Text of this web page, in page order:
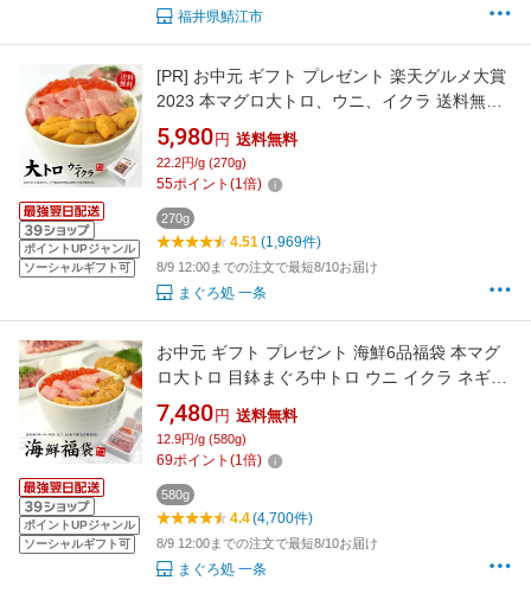
福井県鯖江市
ポイントUPジャンル
ソーシャルギフト可
[PR] お中元 ギフト プレゼント 楽天グルメ大賞
2023 本マグロ大トロ、ウニ、イクラ 送料無料
(ギフト プレゼント 父の日 敬老の日 2026 食べ
物 刺身 海鮮丼 手巻き寿司 福袋 高級 詰め合わ
せ)《not-ks1》om22〈ks1〉[[大トロ海鮮セッ
5,980 円 送料無料
22.2円/g (270g)
55ポイント (1倍)
270g
4.51(1,969件)
8/9 12:00までの注文で最短8/10お届け
まぐろ処 一条
ポイントUPジャンル
ソーシャルギフト可
お中元 ギフト プレゼント 海鮮6品福袋 本マグ
ロ大トロ 目鉢まぐろ中トロ ウニ イクラ ネギト
ロ づけ 送料無料（父の日 敬老の日 ギフト プレ
ゼント 詰め合わせ 海鮮丼 刺身 om22)《not-
st1》〈st1〉[[海鮮福袋]
7,480 円 送料無料
12.9円/g (580g)
69ポイント (1倍)
580g
4.4(4,700件)
8/9 12:00までの注文で最短8/10お届け
まぐろ処 一条